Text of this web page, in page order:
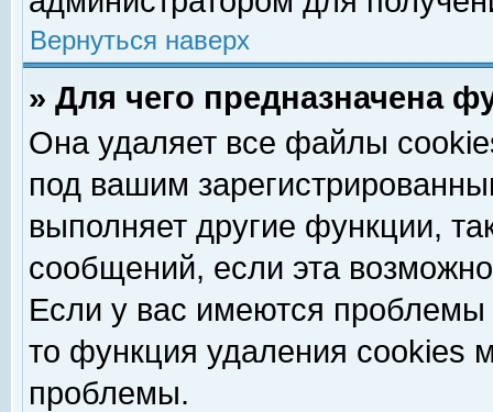
Вернуться наверх
» Для чего предназначена
Она удаляет все файлы
под вашим
выполняет другие функции,
сообщений, если эта
Если у вас имеются
то функция удаления cookies
проблемы.